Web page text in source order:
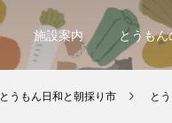
施設案内 とうもん
とうもん日和と朝採り市 と